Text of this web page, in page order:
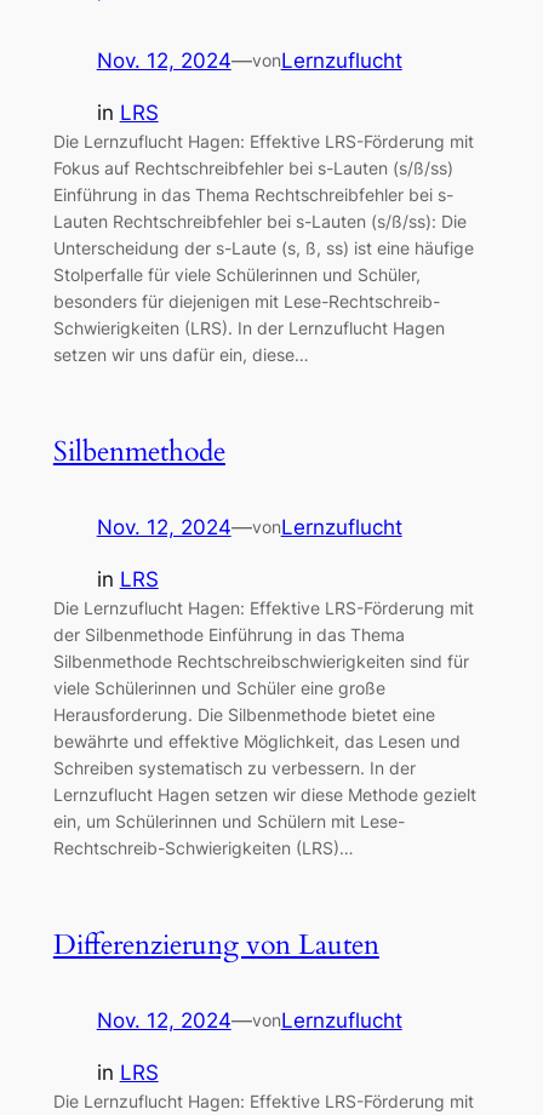
Nov. 12, 2024—vonLernzuflucht
in LRS
Die Lernzuflucht Hagen: Effektive LRS-Förderung mit
Fokus auf Rechtschreibfehler bei s-Lauten (s/ß/ss)
Einführung in das Thema Rechtschreibfehler bei s-
Lauten Rechtschreibfehler bei s-Lauten (s/ß/ss): Die
Unterscheidung der s-Laute (s, ß, ss) ist eine häufige
Stolperfalle für viele Schülerinnen und Schüler,
besonders für diejenigen mit Lese-Rechtschreib-
Schwierigkeiten (LRS). In der Lernzuflucht Hagen
setzen wir uns dafür ein, diese…
Silbenmethode
Nov. 12, 2024—vonLernzuflucht
in LRS
Die Lernzuflucht Hagen: Effektive LRS-Förderung mit
der Silbenmethode Einführung in das Thema
Silbenmethode Rechtschreibschwierigkeiten sind für
viele Schülerinnen und Schüler eine große
Herausforderung. Die Silbenmethode bietet eine
bewährte und effektive Möglichkeit, das Lesen und
Schreiben systematisch zu verbessern. In der
Lernzuflucht Hagen setzen wir diese Methode gezielt
ein, um Schülerinnen und Schülern mit Lese-
Rechtschreib-Schwierigkeiten (LRS)…
Differenzierung von Lauten
Nov. 12, 2024—vonLernzuflucht
in LRS
Die Lernzuflucht Hagen: Effektive LRS-Förderung mit